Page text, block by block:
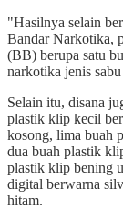
"Hasilnya selain
Bandar Narkotika,
(BB) berupa satu
narkotika jenis
Selain itu, disana
plastik klip kecil
kosong, lima buah
dua buah plastik
plastik klip bening
digital berwarna
hitam.